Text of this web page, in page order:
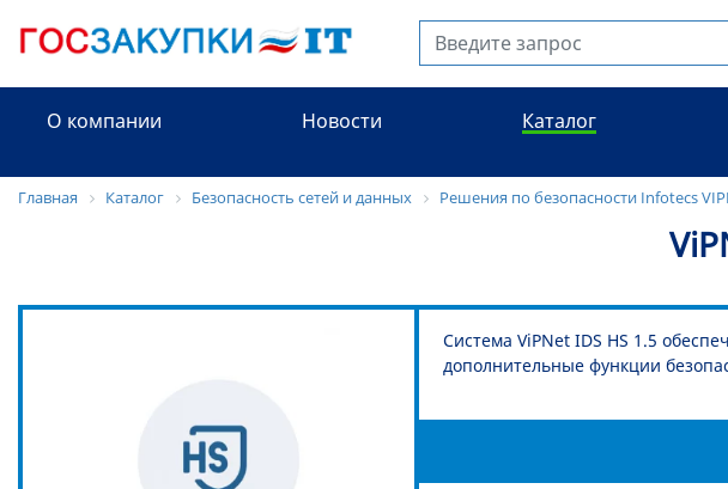
О компании Новости Каталог
Главная Каталог Безопасность сетей и данных Решения по безопасности Infotecs
Система ViPNet IDS HS 1.5
дополнительные функции